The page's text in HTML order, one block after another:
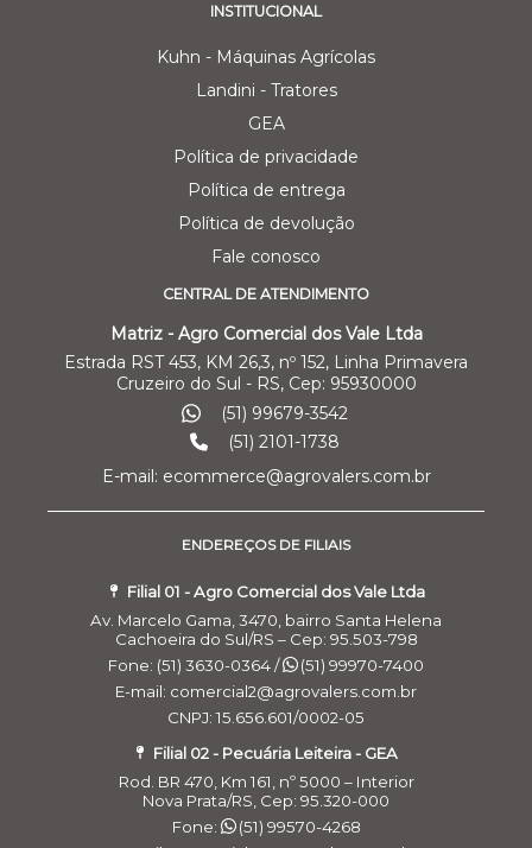
INSTITUCIONAL
Kuhn - Máquinas Agrícolas
Landini - Tratores
GEA
Política de privacidade
Política de entrega
Política de devolução
Fale conosco
CENTRAL DE ATENDIMENTO
Matriz - Agro Comercial dos Vale Ltda
Estrada RST 453, KM 26,3, nº 152, Linha Primavera
Cruzeiro do Sul - RS, Cep: 95930000
(51) 99679-3542
(51) 2101-1738
E-mail: ecommerce@agrovalers.com.br
ENDEREÇOS DE FILIAIS
Filial 01 - Agro Comercial dos Vale Ltda
Av. Marcelo Gama, 3470, bairro Santa Helena
Cachoeira do Sul/RS – Cep: 95.503-798
Fone: (51) 3630-0364 /
(51) 99970-7400
E-mail: comercial2@agrovalers.com.br
CNPJ: 15.656.601/0002-05
Filial 02 - Pecuária Leiteira - GEA
Rod. BR 470, Km 161, nº 5000 – Interior
Nova Prata/RS, Cep: 95.320-000
Fone:
(51) 99570-4268